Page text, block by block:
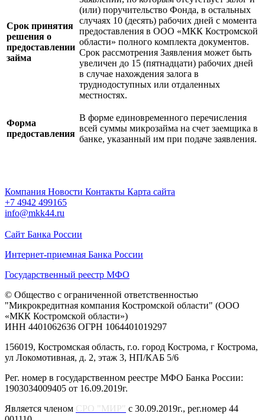
Срок принятия
решения о
предоставлении
займа
(или) поручительство Фонда, в остальных
случаях 10 (десять) рабочих дней с момента
предоставления в ООО «МКК Костромской
области» полного комплекта документов.
Срок рассмотрения Заявления может быть
увеличен до 15 (пятнадцати) рабочих дней
в случае нахождения залога в
труднодоступных или отдаленных
местностях.
Форма
предоставления
В форме единовременного перечисления
всей суммы микрозайма на счет заемщика в
банке, указанный им при подаче заявления.
Компания Новости Контакты Карта сайта
+7 4942 499165
info@mkk44.ru
Сайт Банка России
Интернет-приемная Банка России
Государственный реестр МФО
© Общество с ограниченной ответственностью
"Микрокредитная компания Костромской области" (ООО
«МКК Костромской области»)
ИНН 4401062636 ОГРН 1064401019297
156019, Костромская область, г.о. город Кострома, г Кострома,
ул Локомотивная, д. 2, этаж 3, НП/КАБ 5/6
Рег. номер в государственном реестре МФО Банка России:
1903034009405 от 16.09.2019г.
Является членом СРО "МИР" с 30.09.2019г., рег.номер 44